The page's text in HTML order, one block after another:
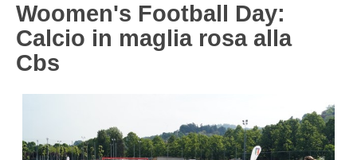
PINEROLO
CUNEO
ASTI
APPROFONDIMENTO
NAZIONALI
SCUOLA CALCIO
NAZIONALI
REGIONALI
Woomen's Football Day:
Calcio in maglia rosa alla
Cbs